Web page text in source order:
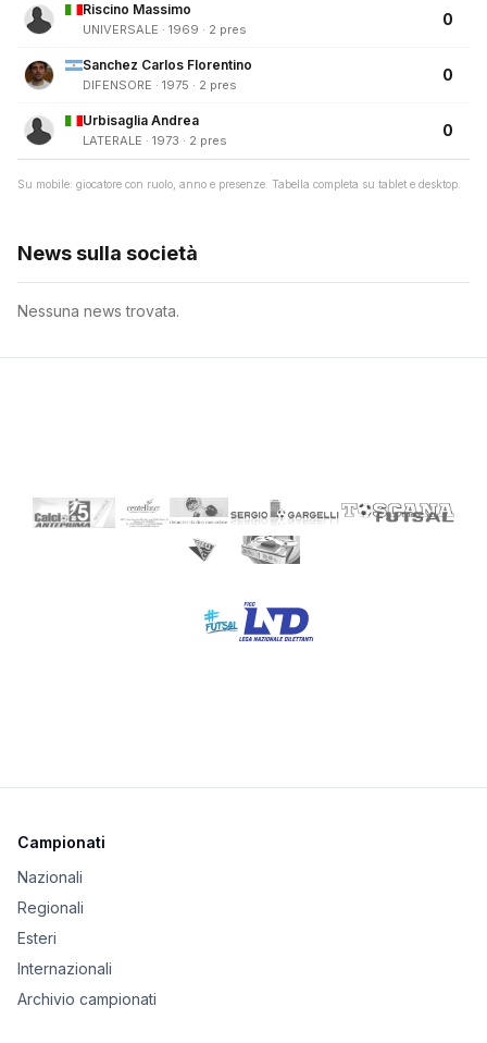
Riscino Massimo
UNIVERSALE · 1969 · 2 pres
0
Sanchez Carlos Florentino
DIFENSORE · 1975 · 2 pres
0
Urbisaglia Andrea
LATERALE · 1973 · 2 pres
0
Su mobile: giocatore con ruolo, anno e presenze. Tabella completa su tablet e desktop.
News sulla società
Nessuna news trovata.
Campionati
Nazionali
Regionali
Esteri
Internazionali
Archivio campionati